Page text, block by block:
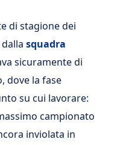
di stagione dei
squadra
sicuramente di
dove la fase
su cui lavorare:
campionato
inviolata in